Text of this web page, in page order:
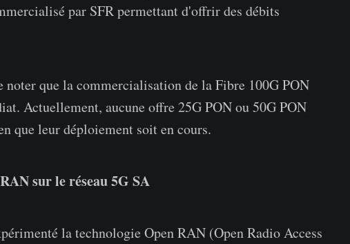
par SFR permettant d'offrir des débits
noter que la commercialisation de la Fibre 100G PON
Actuellement, aucune offre 25G PON ou 50G PON
que leur déploiement soit en cours.
sur le réseau 5G SA
la technologie Open RAN (Open Radio Access